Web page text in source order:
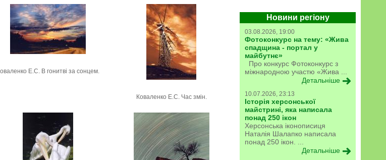
Новини регіону
03.08.2026, 19:00
Фотоконкурс на тему: «Жива
спадщина - портал у
майбутнє»
Про конкурс Фотоконкурс з
міжнародною участю «Жива ...
Детальніше
10.07.2026, 23:13
Історія херсонської
майстрині, яка написала
понад 250 ікон
Херсонська іконописиця
Наталія Шалапко написала
понад 250 ікон. ...
Детальніше
Е.С. В гонитві за сонцем.
Коваленко Е.С. Час змін.